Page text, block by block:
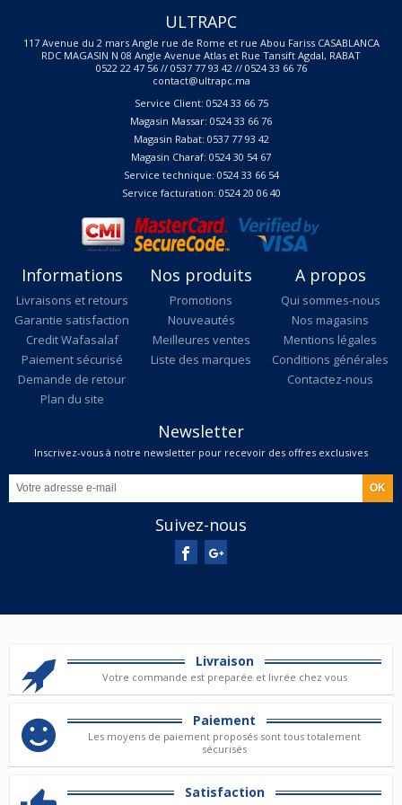
ULTRAPC
117 Avenue du 2 mars Angle rue de Rome et rue Abou Fariss CASABLANCA
RDC MAGASIN N 08 Angle Avenue Atlas et Rue Tansift Agdal, RABAT
0522 22 47 56 // 0537 77 93 42 // 0524 33 66 76
contact@ultrapc.ma
Service Client: 0524 33 66 75
Magasin Massar: 0524 33 66 76
Magasin Rabat: 0537 77 93 42
Magasin Charaf: 0524 30 54 67
Service technique: 0524 33 66 54
Service facturation: 0524 20 06 40
Informations
Livraisons et retours
Garantie satisfaction
Credit Wafasalaf
Paiement sécurisé
Demande de retour
Plan du site
Nos produits
Promotions
Nouveautés
Meilleures ventes
Liste des marques
A propos
Qui sommes-nous
Nos magasins
Mentions légales
Conditions générales
Contactez-nous
Newsletter
Inscrivez-vous à notre newsletter pour recevoir des offres exclusives
Suivez-nous
Livraison
Votre commande est preparée et livrée chez vous
Paiement
Les moyens de paiement proposés sont tous totalement
sécurisés
Satisfaction